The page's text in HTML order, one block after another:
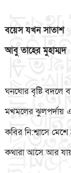
বয়েস যখন সাতাশ
আবু তাহের মুহাম্মদ
ঘনঘোর বৃষ্টি বদলে
মখমলের ঝুলপর্দায়
কবির নি:শ্বাসে মেশে
কথারা আসে আর